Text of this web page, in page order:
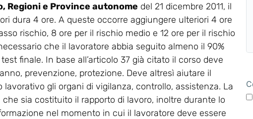
Regioni e Province autonome del 21 dicembre 2011, il
dura 4 ore. A queste occorre aggiungere ulteriori 4 ore
rischio, 8 ore per il rischio medio e 12 ore per il rischio
che il lavoratore abbia seguito almeno il 90%
finale. In base all’articolo 37 già citato il corso deve
prevenzione, protezione. Deve altresì aiutare il
gli organi di vigilanza, controllo, assistenza. La
sia costituito il rapporto di lavoro, inoltre durante lo
nel momento in cui il lavoratore deve essere